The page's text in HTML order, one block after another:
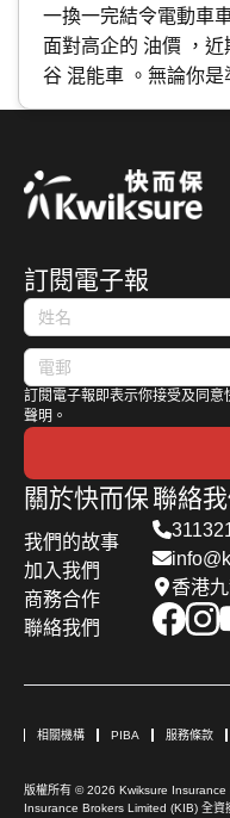
修成本分析
一換一完結令電動車
面對高企的 油價 ，
谷 混能車 。無論你
主，應該如何分辨不
歐系混能車特點及混
訂閱電子報
訂閱電子報即表示你接受及同
聲明。
關於快而保
我們的故事
加入我們
商務合作
聯絡我們
聯絡
香港
相關機構 PIBA 服務條款
版權所有 © 2026 Kwiksure Insurance
Insurance Brokers Limited (KIB) 全資